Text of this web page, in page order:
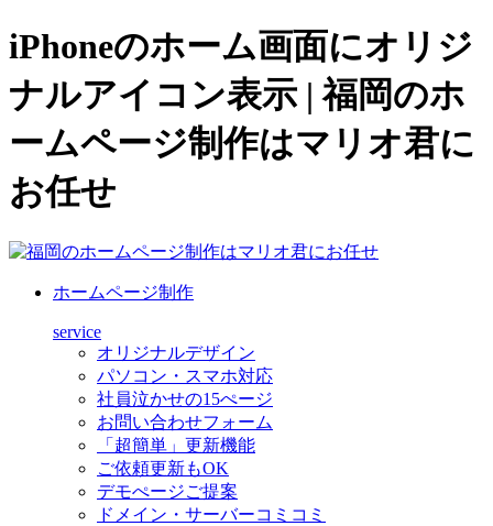
iPhoneのホーム画面にオリジ
ナルアイコン表示 | 福岡のホ
ームページ制作はマリオ君に
お任せ
ホームページ制作
service
オリジナルデザイン
パソコン・スマホ対応
社員泣かせの15ぺージ
お問い合わせフォーム
「超簡単」更新機能
ご依頼更新もOK
デモぺージご提案
ドメイン・サーバーコミコミ